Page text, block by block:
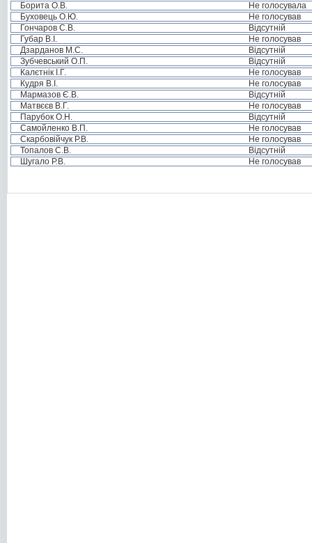
Борита О.В.
Не голосувала
Буховець О.Ю.
Не голосував
Гончаров С.В.
Відсутній
Губар В.І.
Не голосував
Дзарданов М.С.
Відсутній
Зубчевський О.П.
Відсутній
Калєтнік І.Г.
Не голосував
Кудря В.І.
Не голосував
Мармазов Є.В.
Відсутній
Матвєєв В.Г.
Не голосував
Парубок О.Н.
Відсутній
Самойленко В.П.
Не голосував
Скарбовійчук Р.В.
Не голосував
Топалов С.В.
Відсутній
Шугало Р.В.
Не голосував